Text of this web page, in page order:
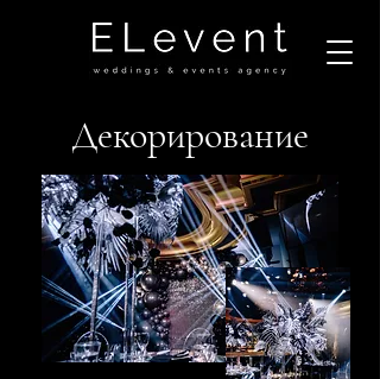
Декорирование